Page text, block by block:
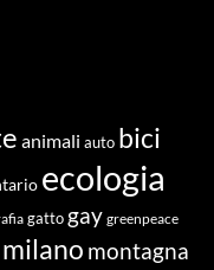
animali auto bici
ecologia
gatto gay greenpeace
milano montagna